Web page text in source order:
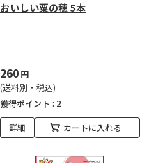
おいしい粟の穂 5本
260円
(送料別・税込)
獲得ポイント : 2
詳細 カートに入れる